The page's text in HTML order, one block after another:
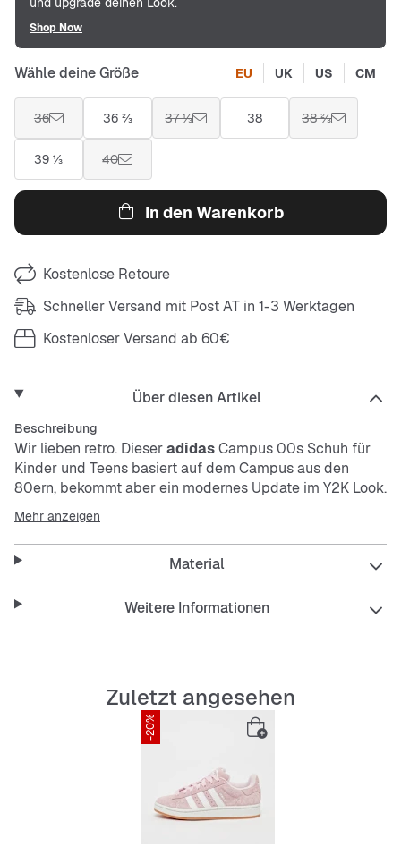
Shop Now
Wähle deine Größe EU UK US CM
36 36 ⅔ 37 ⅓ 38 38 ⅔
39 ⅓ 40
In den Warenkorb
Kostenlose Retoure
Schneller Versand mit Post AT in 1-3 Werktagen
Kostenloser Versand ab 60€
Über diesen Artikel
Beschreibung
Wir lieben retro. DieseradidasCampus 00s Schuh für
Kinder und Teens basiert auf dem Campus aus den
80ern, bekommt aber ein modernes Update im Y2K Look.
Die sleeke Silhouette und der Materialmix sorgen für
einen frischen Look. Kombiniert mit deiner Lieblingsjeans
bist du startklar.
Features
Gummiaußensohle
Mehr anzeigen
Material
Weitere Informationen
Zuletzt angesehen
-20%